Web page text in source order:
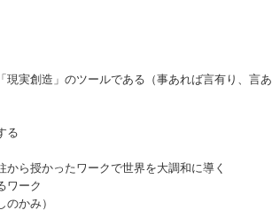
実創造」のツールである（事あれば言有り、言あ
る
ら授かったワークで世界を大調和に導く
ワーク
かみ）